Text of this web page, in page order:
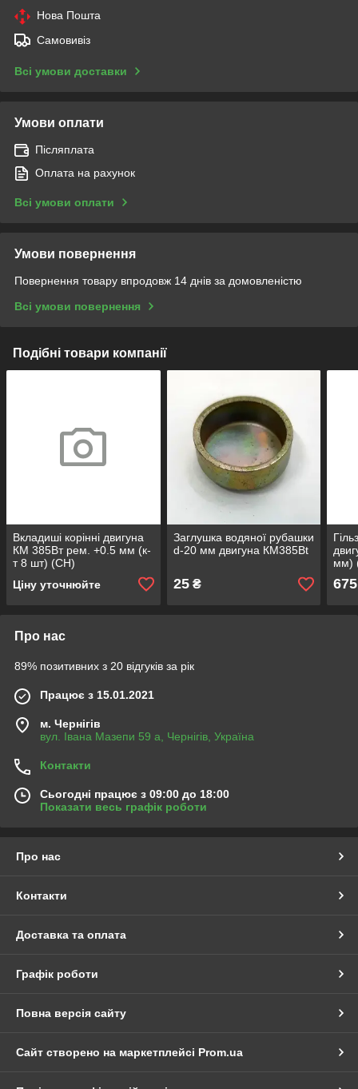
Нова Пошта
Самовивіз
Всі умови доставки
Умови оплати
Післяплата
Оплата на рахунок
Всі умови оплати
Умови повернення
Повернення товару впродовж 14 днів за домовленістю
Всі умови повернення
Подібні товари компанії
Вкладиші корінні двигуна
КМ 385Вт рем. +0.5 мм (к-
т 8 шт) (СН)
Ціну уточнюйте
Заглушка водяної рубашки
d-20 мм двигуна КМ385Вt
25₴
мм)
675
Про нас
89% позитивних з 20 відгуків за рік
Працює з 15.01.2021
м. Чернігів
вул. Івана Мазепи 59 а, Чернігів, Україна
Контакти
Сьогодні працює з 09:00 до 18:00
Показати весь графік роботи
Про нас
Контакти
Доставка та оплата
Графік роботи
Повна версія сайту
Сайт створено на маркетплейсі Prom.ua